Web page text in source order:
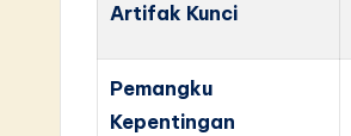
Artifak Kunci
Pemangku
Kepentingan